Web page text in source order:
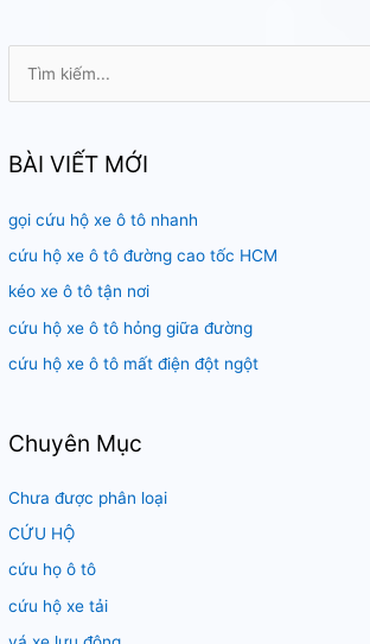
k
ế
m
:
BÀI VIẾT MỚI
gọi cứu hộ xe ô tô nhanh
cứu hộ xe ô tô đường cao tốc HCM
kéo xe ô tô tận nơi
cứu hộ xe ô tô hỏng giữa đường
cứu hộ xe ô tô mất điện đột ngột
Chuyên Mục
Chưa được phân loại
CỨU HỘ
cứu họ ô tô
cứu hộ xe tải